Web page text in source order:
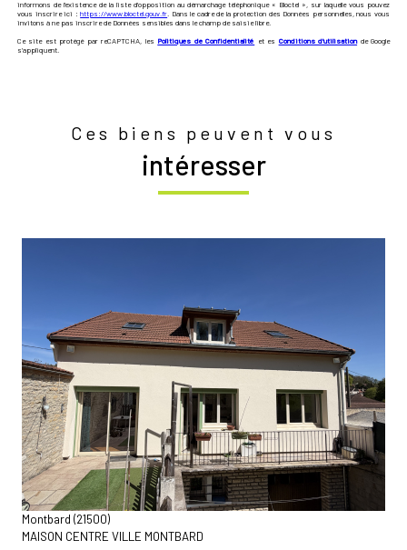
informons de l’existence de la liste d'opposition au démarchage téléphonique « Bloctel », sur laquelle vous pouvez
vous inscrire ici :https://www.bloctel.gouv.fr . Dans le cadre de la protection des Données personnelles, nous vous
invitons à ne pas inscrire de Données sensibles dans le champ de saisie libre.
Ce site est protégé par reCAPTCHA, les Politiques de Confidentialité et es Conditions d'utilisationde Google
s'appliquent.
Ces biens peuvent vous
intéresser
voir le bien
Montbard (21500)
MAISON CENTRE VILLE MONTBARD